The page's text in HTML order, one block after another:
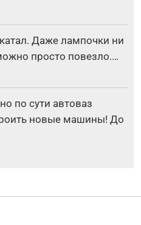
Даже лампочки ни
просто повезло.…
по сути автоваз
новые машины! До